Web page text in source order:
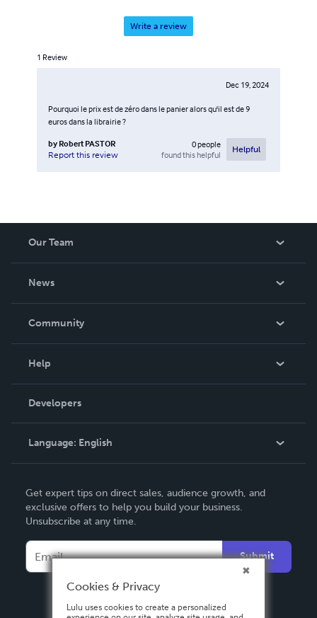
Write a review
1 Review
Dec 19, 2024
Pourquoi le prix est de zéro dans le panier alors qu'il est de 9
euros dans la librairie ?
by Robert PASTOR
Report this review
0people
found this helpful
Helpful
Our Team
News
In The News
Community
Podcast
Help
Order Lookup
Knowledge Base
Contact Support
Developers
Language: English
Deutsch
Français
Español
Get expert tips on direct sales, audience growth, and
exclusive offers to help you build your business.
Unsubscribe at any time.
Submit
Cookies & Privacy
Lulu uses cookies to create a personalized